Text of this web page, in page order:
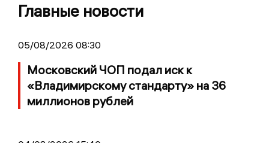
Главные новости
05/08/2026 08:30
Московский ЧОП подал иск к
«Владимирскому стандарту» на 36
миллионов рублей